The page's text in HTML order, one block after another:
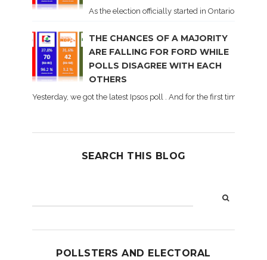
As the election officially started in Ontario, some
THE CHANCES OF A MAJORITY
ARE FALLING FOR FORD WHILE
POLLS DISAGREE WITH EACH
OTHERS
Yesterday, we got the latest Ipsos poll . And for the first time
SEARCH THIS BLOG
POLLSTERS AND ELECTORAL